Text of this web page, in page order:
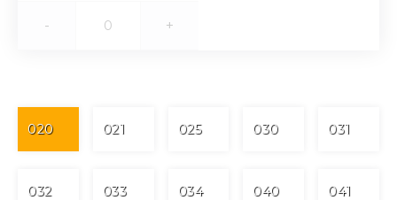
- +
020 021 025 030 031
032 033 034 040 041